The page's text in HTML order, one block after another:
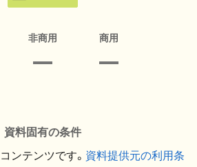
非商用 商用
資料固有の条件
ンテンツです。 資料提供元の利用条